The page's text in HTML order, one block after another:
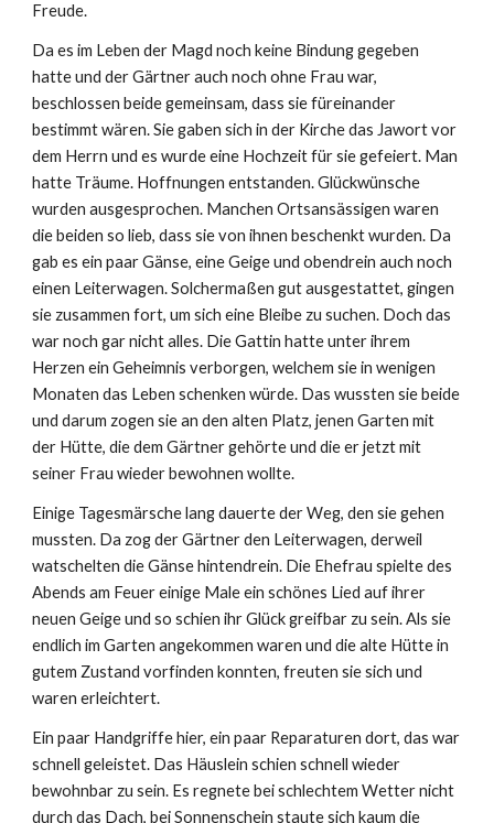
Freude.
Da es im Leben der Magd noch keine Bindung gegeben
hatte und der Gärtner auch noch ohne Frau war,
beschlossen beide gemeinsam, dass sie füreinander
bestimmt wären. Sie gaben sich in der Kirche das Jawort vor
dem Herrn und es wurde eine Hochzeit für sie gefeiert. Man
hatte Träume. Hoffnungen entstanden. Glückwünsche
wurden ausgesprochen. Manchen Ortsansässigen waren
die beiden so lieb, dass sie von ihnen beschenkt wurden. Da
gab es ein paar Gänse, eine Geige und obendrein auch noch
einen Leiterwagen. Solchermaßen gut ausgestattet, gingen
sie zusammen fort, um sich eine Bleibe zu suchen. Doch das
war noch gar nicht alles. Die Gattin hatte unter ihrem
Herzen ein Geheimnis verborgen, welchem sie in wenigen
Monaten das Leben schenken würde. Das wussten sie beide
und darum zogen sie an den alten Platz, jenen Garten mit
der Hütte, die dem Gärtner gehörte und die er jetzt mit
seiner Frau wieder bewohnen wollte.
Einige Tagesmärsche lang dauerte der Weg, den sie gehen
mussten. Da zog der Gärtner den Leiterwagen, derweil
watschelten die Gänse hintendrein. Die Ehefrau spielte des
Abends am Feuer einige Male ein schönes Lied auf ihrer
neuen Geige und so schien ihr Glück greifbar zu sein. Als sie
endlich im Garten angekommen waren und die alte Hütte in
gutem Zustand vorfinden konnten, freuten sie sich und
waren erleichtert.
Ein paar Handgriffe hier, ein paar Reparaturen dort, das war
schnell geleistet. Das Häuslein schien schnell wieder
bewohnbar zu sein. Es regnete bei schlechtem Wetter nicht
durch das Dach, bei Sonnenschein staute sich kaum die